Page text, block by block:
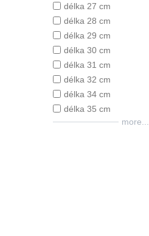
délka 27 cm
délka 28 cm
délka 29 cm
délka 30 cm
délka 31 cm
délka 32 cm
délka 34 cm
délka 35 cm
more...